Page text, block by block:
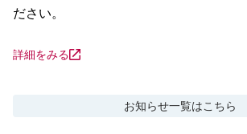
ださい。
詳細をみる
お知らせ一覧はこちら